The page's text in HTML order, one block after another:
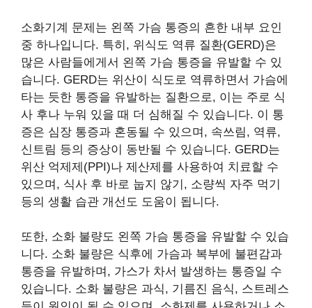
소화기계 문제는 왼쪽 가슴 통증의 흔한 내부 요인
중 하나입니다. 특히, 위식도 역류 질환(GERD)은
많은 사람들에게서 왼쪽 가슴 통증을 유발할 수 있
습니다. GERD는 위산이 식도로 역류하면서 가슴에
타는 듯한 통증을 유발하는 질환으로, 이는 주로 식
사 후나 누워 있을 때 더 심해질 수 있습니다. 이 통
증은 심장 통증과 혼동될 수 있으며, 속쓰림, 역류,
신트림 등의 증상이 동반될 수 있습니다. GERD는
위산 억제제(PPI)나 제산제를 사용하여 치료할 수
있으며, 식사 후 바로 눕지 않기, 소량씩 자주 먹기
등의 생활 습관 개선도 도움이 됩니다.
또한, 소화 불량도 왼쪽 가슴 통증을 유발할 수 있습
니다. 소화 불량은 식후에 가슴과 복부에 불편감과
통증을 유발하며, 가스가 차서 발생하는 통증일 수
있습니다. 소화 불량은 과식, 기름진 음식, 스트레스